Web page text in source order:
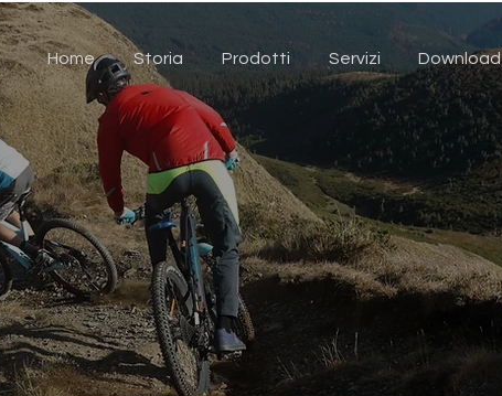
Home Storia Prodotti Servizi Download